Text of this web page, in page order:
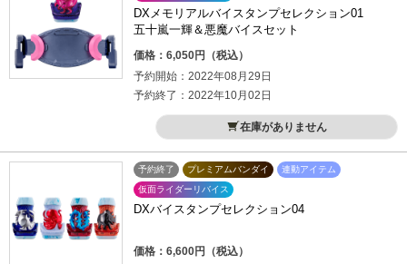
DXメモリアルバイスタンプセレクション01
五十嵐一輝＆悪魔バイスセット
価格：6,050円（税込）
予約開始：2022年08月29日
予約終了：2022年10月02日
在庫がありません
予約終了 プレミアムバンダイ
連動アイテム
仮面ライダーリバイス
DXバイスタンプセレクション04
価格：6,600円（税込）